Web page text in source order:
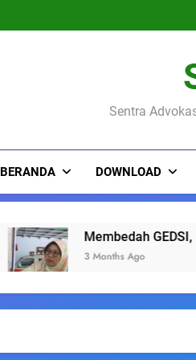
Sentra
BERANDA DOWNLOAD
Membedah GEDSI,
3 Months Ago